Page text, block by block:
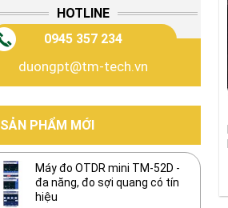
HOTLINE
0945 357 234
duongpt@tm-tech.vn
SẢN PHẨM MỚI
Máy đo OTDR mini TM-52D -
đa năng, đo sợi quang có tín
hiệu